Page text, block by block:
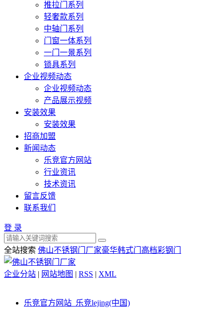
推拉门系列
轻奢款系列
中轴门系列
门窗一体系列
一门一景系列
锁具系列
企业视频动态
企业视频动态
产品展示视频
安装效果
安装效果
招商加盟
新闻动态
乐竞官方网站
行业资讯
技术资讯
留言反馈
联系我们
登 录
全站搜索 佛山不锈钢门厂家豪华韩式门 高档彩钢门
企业分站 | 网站地图 | RSS | XML
乐竞官方网站_乐竞lejing(中国)